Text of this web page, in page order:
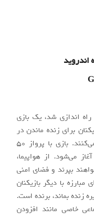
Garena free fire که در سال 2017 راه اندازی شد، یک بازی
برای زنده ماندن در
زمینی در حال کوچک شدن مبارزه می‌کنند. بازی با پرواز 50
می‌شود. از هواپیما،
بپرند و فضای امنی
با دیگر بازیکنان
زنده بماند، برنده است.
خاصی مانند افزودن